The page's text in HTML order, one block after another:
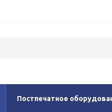
Постпечатное